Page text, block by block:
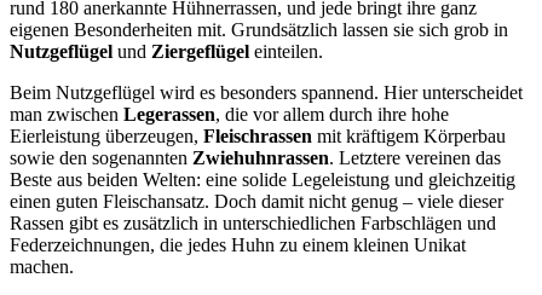
rund 180 anerkannte Hühnerrassen, und jede bringt ihre ganz
eigenen Besonderheiten mit. Grundsätzlich lassen sie sich grob in
Nutzgeflügel und Ziergeflügel einteilen.
Beim Nutzgeflügel wird es besonders spannend. Hier unterscheidet
man zwischen Legerassen, die vor allem durch ihre hohe
Eierleistung überzeugen, Fleischrassen mit kräftigem Körperbau
sowie den sogenannten Zwiehuhnrassen. Letztere vereinen das
Beste aus beiden Welten: eine solide Legeleistung und gleichzeitig
einen guten Fleischansatz. Doch damit nicht genug – viele dieser
Rassen gibt es zusätzlich in unterschiedlichen Farbschlägen und
Federzeichnungen, die jedes Huhn zu einem kleinen Unikat
machen.